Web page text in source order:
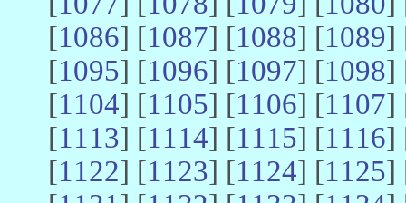
[1086] [1087] [1088] [1089]
[1095] [1096] [1097] [1098]
[1104] [1105] [1106] [1107]
[1113] [1114] [1115] [1116]
[1122] [1123] [1124] [1125]